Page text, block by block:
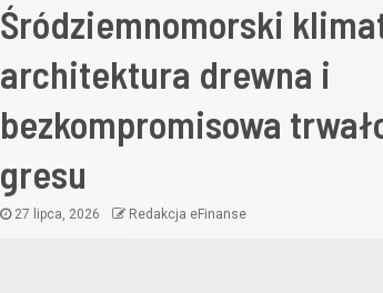
Śródziemnomorski
architektura drewna i
bezkompromisowa
gresu
27 lipca, 2026 Redakcja eFinanse